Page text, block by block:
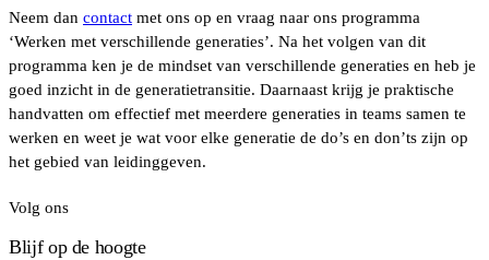
Neem dan contact met ons op en vraag naar ons programma
‘Werken met verschillende generaties’. Na het volgen van dit
programma ken je de mindset van verschillende generaties en heb je
goed inzicht in de generatietransitie. Daarnaast krijg je praktische
handvatten om effectief met meerdere generaties in teams samen te
werken en weet je wat voor elke generatie de do’s en don’ts zijn op
het gebied van leidinggeven.
Volg ons
Blijf op de hoogte